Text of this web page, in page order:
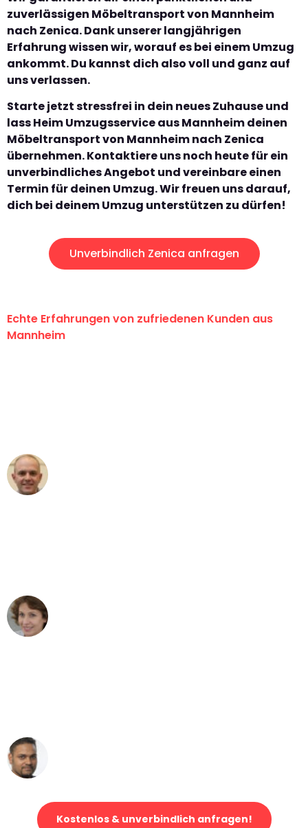
zuverlässigen Möbeltransport von Mannheim
nach Zenica. Dank unserer langjährigen
Erfahrung wissen wir, worauf es bei einem Umzug
ankommt. Du kannst dich also voll und ganz auf
uns verlassen.
Starte jetzt stressfrei in dein neues Zuhause und
lass Heim Umzugsservice aus Mannheim deinen
Möbeltransport von Mannheim nach Zenica
übernehmen. Kontaktiere uns noch heute für ein
unverbindliches Angebot und vereinbare einen
Termin für deinen Umzug. Wir freuen uns darauf,
dich bei deinem Umzug unterstützen zu dürfen!
Unverbindlich Zenica anfragen
Echte Erfahrungen von zufriedenen Kunden aus
Mannheim
Kostenlos & unverbindlich anfragen!